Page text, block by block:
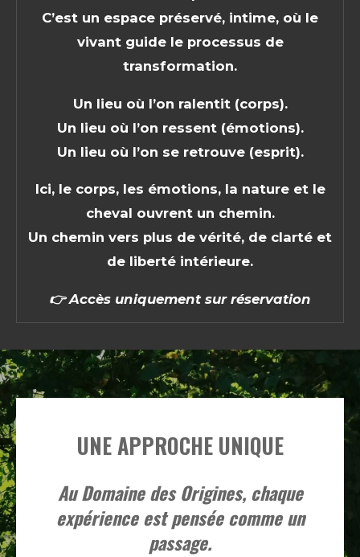
C’est un espace préservé, intime, où le
vivant guide le processus de
transformation.
Un lieu où l’on ralentit (corps).
Un lieu où l’on ressent (émotions).
Un lieu où l’on se retrouve (esprit).
Ici, le corps, les émotions, la nature et le
cheval ouvrent un chemin.
Un chemin vers plus de vérité, de clarté et
de liberté intérieure.
👉Accès uniquement sur réservation
UNE APPROCHE UNIQUE
Au Domaine des Origines, chaque
expérience est pensée comme un
passage.